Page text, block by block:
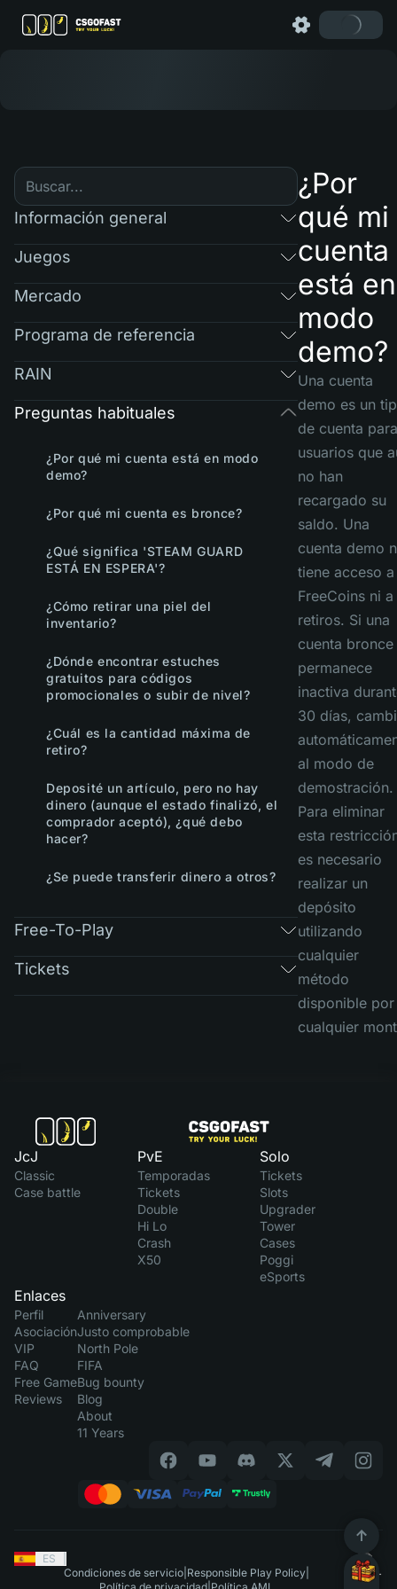
Información general
Juegos
Mercado
Programa de referencia
RAIN
Preguntas habituales
¿Por qué mi cuenta está en modo
demo?
¿Por qué mi cuenta es bronce?
¿Qué significa 'STEAM GUARD
ESTÁ EN ESPERA'?
¿Cómo retirar una piel del
inventario?
¿Dónde encontrar estuches
gratuitos para códigos
promocionales o subir de nivel?
¿Cuál es la cantidad máxima de
retiro?
Deposité un artículo, pero no hay
dinero (aunque el estado finalizó, el
comprador aceptó), ¿qué debo
hacer?
¿Se puede transferir dinero a otros?
Free-To-Play
Tickets
¿Por
qué mi
cuenta
está en
modo
demo?
Una cuenta
demo es un
de cuenta para
usuarios que
no han
recargado su
saldo. Una
cuenta demo
tiene acceso a
FreeCoins ni a
retiros. Si una
cuenta bronce
permanece
inactiva
30 días,
al modo de
demostración.
Para eliminar
esta
es necesario
realizar un
depósito
utilizando
cualquier
método
disponible por
cualquier
JcJ
Classic
Case battle
PvE
Temporadas
Tickets
Double
Hi Lo
Crash
X50
Solo
Tickets
Slots
Upgrader
Tower
Cases
Poggi
eSports
Enlaces
Perfil
Asociación
VIP
FAQ
Free Game
Reviews
Anniversary
Justo comprobable
North Pole
FIFA
Bug bounty
Blog
About
11 Years
ES
Condiciones de servicio| Responsible Play Policy|